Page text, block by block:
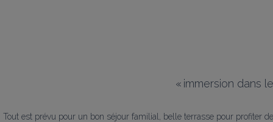
« immersion dans
Tout est prévu pour un bon séjour familial, belle terrasse pour profiter